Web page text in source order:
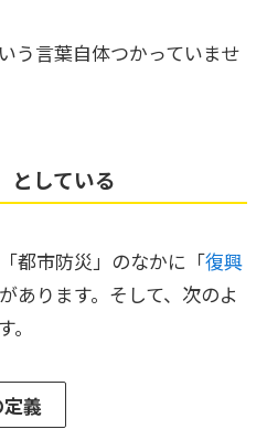
う言葉自体つかっていませ
としている
都市防災」のなかに「復興
あります。そして、次のよ
定義